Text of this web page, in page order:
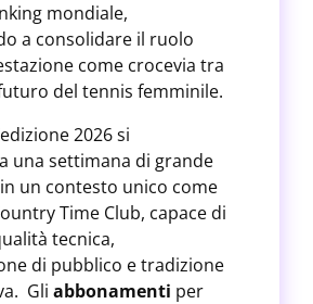
mondiale,
a consolidare il ruolo
come crocevia tra
del tennis femminile.
2026 si
una settimana di grande
un contesto unico come
Time Club, capace di
tecnica,
di pubblico e tradizione
Gli abbonamenti per